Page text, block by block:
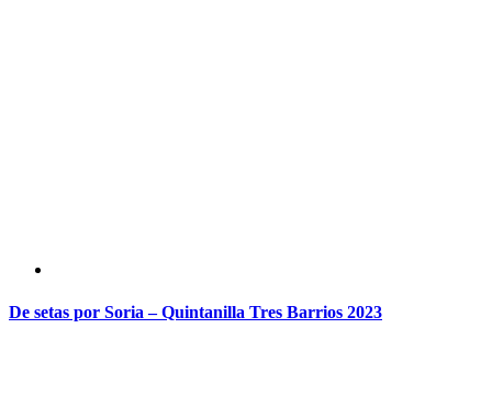
De setas por Soria – Quintanilla Tres Barrios 2023